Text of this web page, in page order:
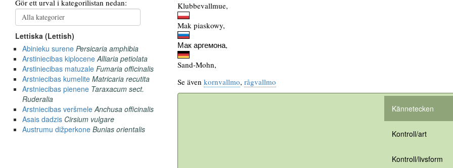
Klubbevallmue,
Mak piaskowy,
Мак аргемона,
Sand-Mohn,
Se även kornvallmo, rågvallmo
Kännetecken
Kontroll/art
Kontroll/livsform